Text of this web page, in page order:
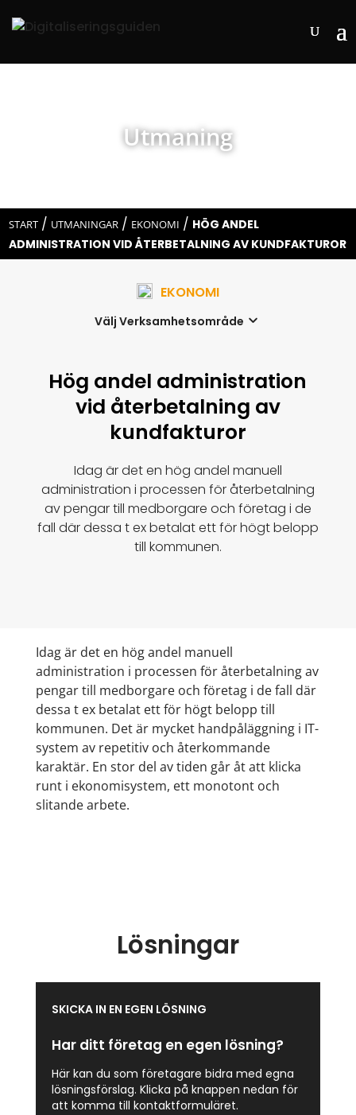
Utmaning
START / UTMANINGAR / EKONOMI / HÖG ANDEL
ADMINISTRATION VID ÅTERBETALNING AV KUNDFAKTUROR
EKONOMI
Välj Verksamhetsområde
Hög andel administration
vid återbetalning av
kundfakturor
Idag är det en hög andel manuell
administration i processen för återbetalning
av pengar till medborgare och företag i de
fall där dessa t ex betalat ett för högt belopp
till kommunen.
Idag är det en hög andel manuell
administration i processen för återbetalning av
pengar till medborgare och företag i de fall där
dessa t ex betalat ett för högt belopp till
kommunen. Det är mycket handpåläggning i IT-
system av repetitiv och återkommande
karaktär. En stor del av tiden går åt att klicka
runt i ekonomisystem, ett monotont och
slitande arbete.
Lösningar
SKICKA IN EN EGEN LÖSNING
Har ditt företag en egen lösning?
Här kan du som företagare bidra med egna
lösningsförslag. Klicka på knappen nedan för
att komma till kontaktformuläret.